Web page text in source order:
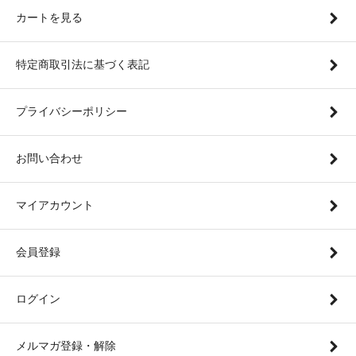
カートを見る
特定商取引法に基づく表記
プライバシーポリシー
お問い合わせ
マイアカウント
会員登録
ログイン
メルマガ登録・解除